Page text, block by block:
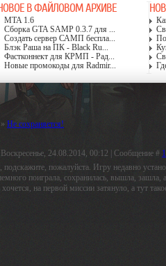
В ФАЙЛОВОМ АРХИВЕ
MTA 1.6
Сборка GTA SAMP 0.3.7 для ...
Создать сервер САМП беспла...
Блэк Раша на ПК - Black Ru...
Фастконнект для КРМП - Рад...
Новые промокоды для Radmir...
» Не сохраняется!
24.08.2014, 00:12 | Сообщение # 1
пожалуйста. Игру недавно
поиграла, сохранилась, вышла, зашла,
хочется, на первой миссии затянуло, а тут